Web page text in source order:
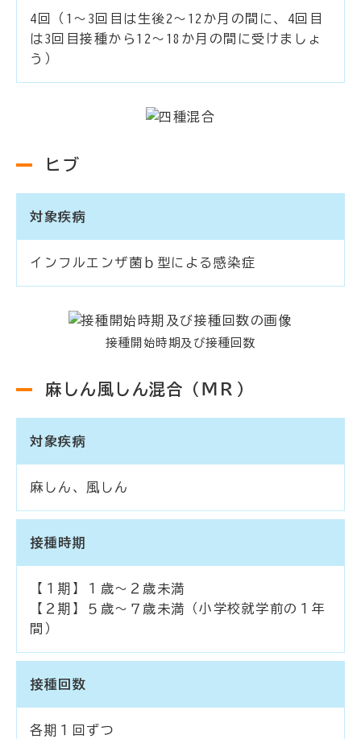
4回（1～3回目は生後2～12か月の間に、4回目
は3回目接種から12～18か月の間に受けましょ
う）
ヒブ
対象疾病
インフルエンザ菌ｂ型による感染症
接種開始時期及び接種回数
麻しん風しん混合（ＭＲ）
対象疾病
麻しん、風しん
接種時期
【１期】１歳～２歳未満
【２期】５歳～７歳未満（小学校就学前の１年
間）
接種回数
各期１回ずつ